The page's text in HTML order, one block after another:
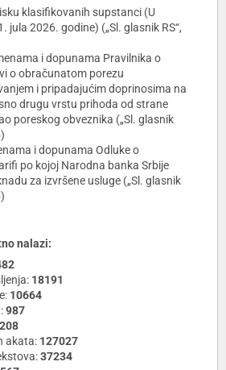
klasifikovanih supstanci (U
jula 2026. godine) („Sl. glasnik RS“,
i dopunama Pravilnika o
o obračunatom porezu
i pripadajućim doprinosima na
drugu vrstu prihoda od strane
poreskog obveznika („Sl. glasnik
i dopunama Odluke o
po kojoj Narodna banka Srbije
za izvršene usluge („Sl. glasnik
nalazi:
18191
10664
987
akata: 127027
37234